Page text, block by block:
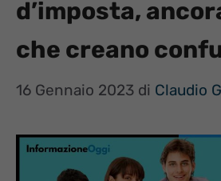
d’imposta,
che creano
16 Gennaio 2023 di Claudio